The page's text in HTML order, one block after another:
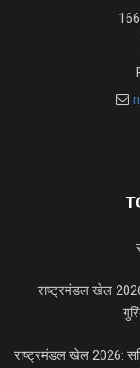
राष्ट्रमंडल खेल
राष्ट्रमंडल खेल 2026: